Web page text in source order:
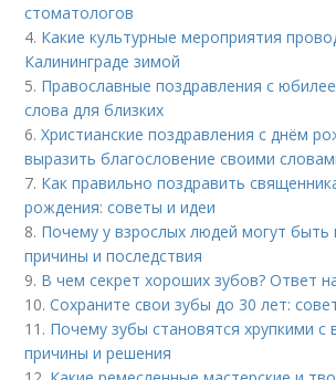
стоматологов
4. Какие культурные мероприятия
Калининграде зимой
5. Православные поздравления с
слова для близких
6.Христианские поздравления с днём
выразить благословение своими
7. Как правильно поздравить
рождения: советы и идеи
8. Почему у взрослых людей могут
причины и последствия
9. В чем секрет хороших зубов? Ответ
10.Сохраните свои зубы до 30 лет:
11. Почему зубы становятся хрупкими с
причины и решения